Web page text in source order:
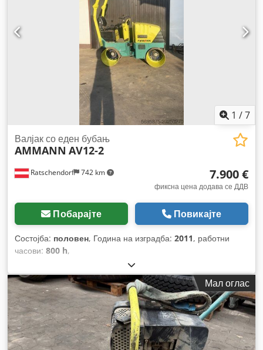
1 /7
Ratschendorf 742 km
Валјак со еден бубањ
AMMANN AV12-2
7.900 €
фиксна цена додава се ДДВ
Побарајте Повикајте
Состојба: половен, Година на изградба: 2011, работни
часови: 800 h,
Мал оглас